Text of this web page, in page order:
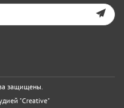
защищены.
"Creative"